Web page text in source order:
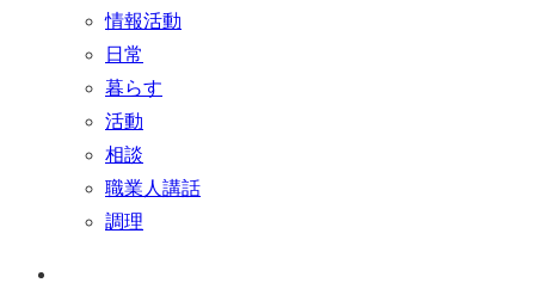
情報活動
日常
暮らす
活動
相談
職業人講話
調理